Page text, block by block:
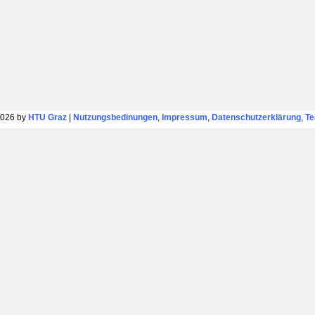
by HTU Graz| Nutzungsbedinungen, Impressum, Datenschutzerklärung,